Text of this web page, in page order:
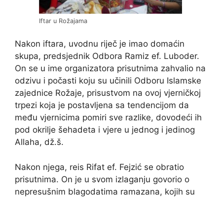
Iftar u Rožajama
Nakon iftara, uvodnu riječ je imao domaćin
skupa, predsjednik Odbora Ramiz ef. Luboder.
On se u ime organizatora prisutnima zahvalio na
odzivu i počasti koju su učinili Odboru Islamske
zajednice Rožaje, prisustvom na ovoj vjerničkoj
trpezi koja je postavljena sa tendencijom da
među vjernicima pomiri sve razlike, dovodeći ih
pod okrilje šehadeta i vjere u jednog i jedinog
Allaha, dž.š.
Nakon njega, reis Rifat ef. Fejzić se obratio
prisutnima. On je u svom izlaganju govorio o
nepresušnim blagodatima ramazana, kojih su